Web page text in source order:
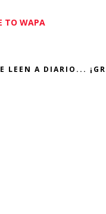
TO WAPA
LEEN A DIARIO...